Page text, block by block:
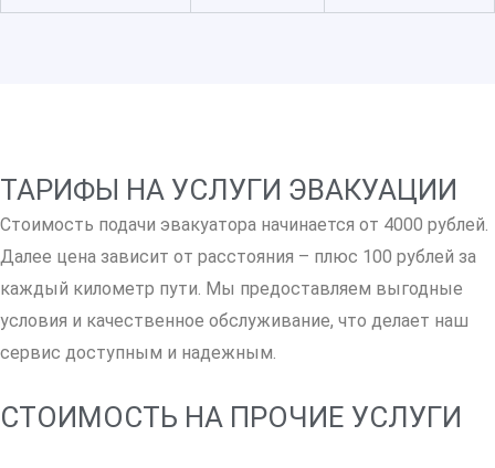
ТАРИФЫ НА УСЛУГИ ЭВАКУАЦИИ
Стоимость подачи эвакуатора начинается от 4000 рублей.
Далее цена зависит от расстояния – плюс 100 рублей за
каждый километр пути. Мы предоставляем выгодные
условия и качественное обслуживание, что делает наш
сервис доступным и надежным.
СТОИМОСТЬ НА ПРОЧИЕ УСЛУГИ